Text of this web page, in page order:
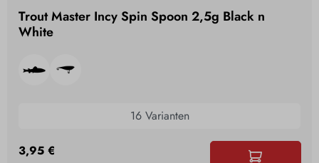
Trout Master Incy Spin Spoon 2,5g Black n
White
16 Varianten
3,95 €